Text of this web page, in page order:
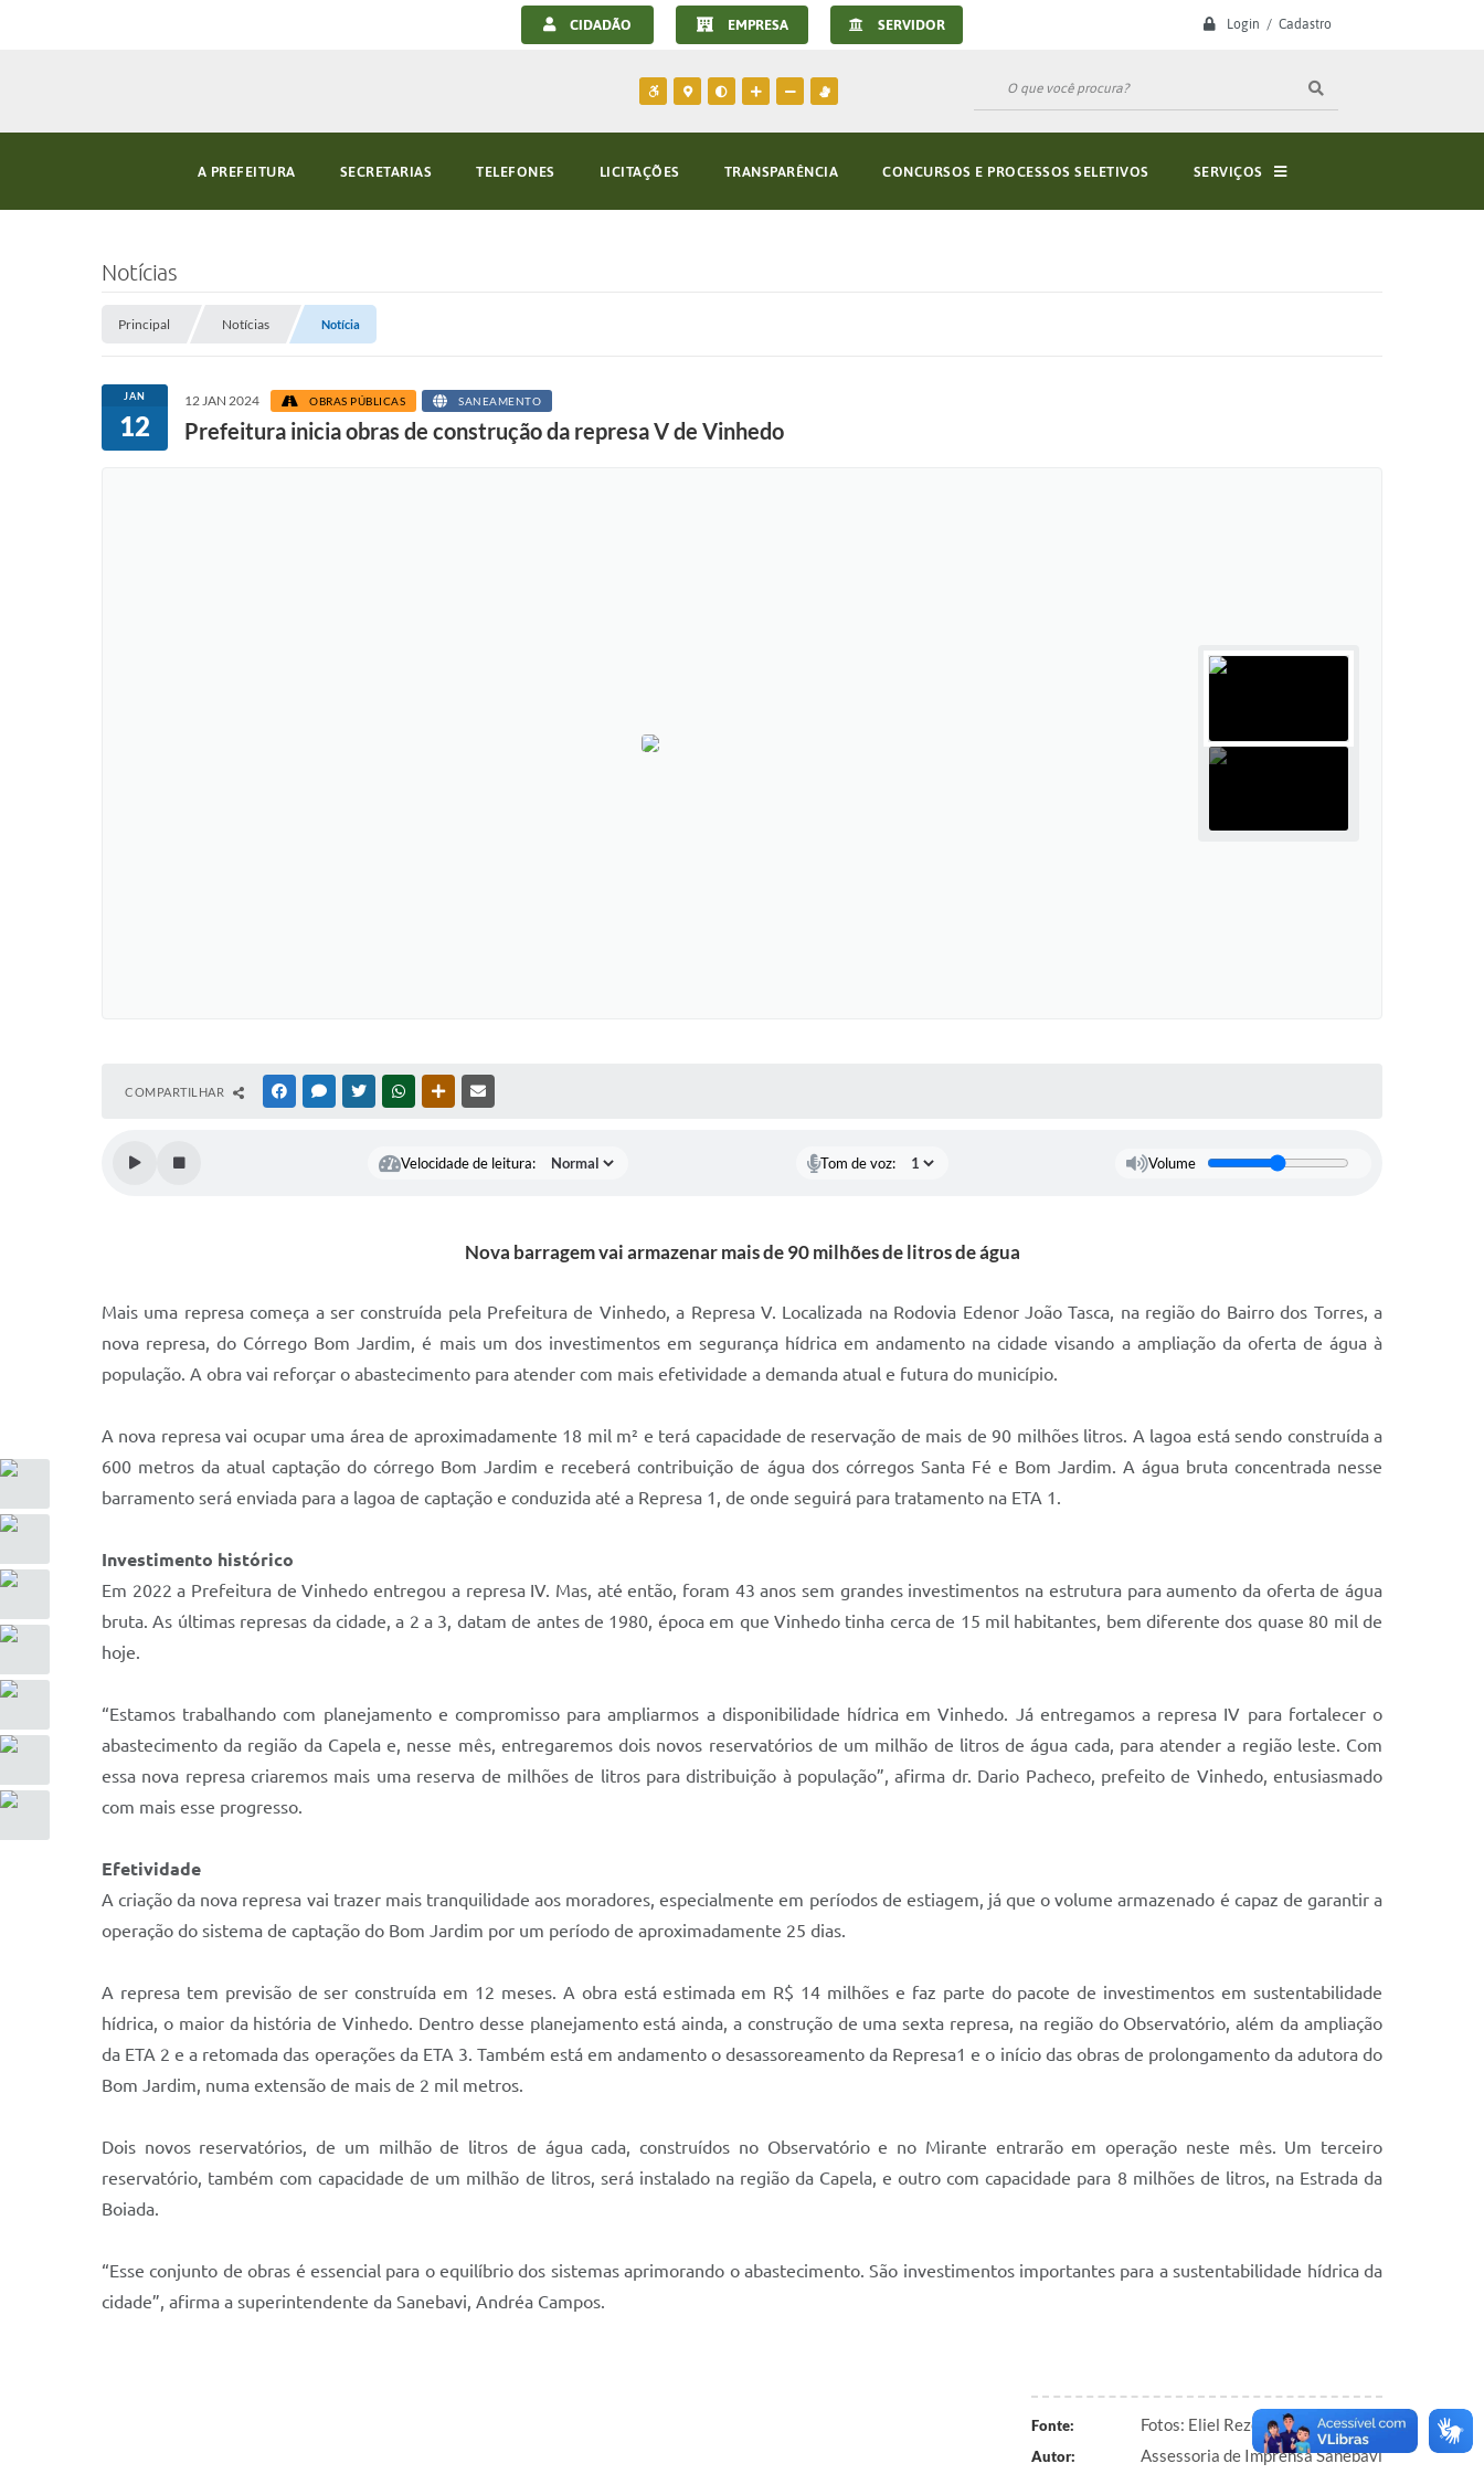
Login / Cadastro
CIDADÃO EMPRESA SERVIDOR
A PREFEITURA SECRETARIAS TELEFONES LICITAÇÕES TRANSPARÊNCIA CONCURSOS E PROCESSOS SELETIVOS SERVIÇOS
Notícias
Principal Notícias Notícia
JAN
12
12 JAN 2024 OBRAS PÚBLICAS SANEAMENTO
Prefeitura inicia obras de construção da represa V de Vinhedo
COMPARTILHAR FACEBOOKMESSENGER
TWITTERWHATSAPPOUTRAS MÍDIAS
Velocidade de leitura: Tom de voz: Volume
Nova barragem vai armazenar mais de 90 milhões de litros de água
Mais uma represa começa a ser construída pela Prefeitura de Vinhedo, a Represa V. Localizada na Rodovia Edenor João Tasca, na região do Bairro dos Torres, a
nova represa, do Córrego Bom Jardim, é mais um dos investimentos em segurança hídrica em andamento na cidade visando a ampliação da oferta de água à
população. A obra vai reforçar o abastecimento para atender com mais efetividade a demanda atual e futura do município.
A nova represa vai ocupar uma área de aproximadamente 18 mil m² e terá capacidade de reservação de mais de 90 milhões litros. A lagoa está sendo construída a
600 metros da atual captação do córrego Bom Jardim e receberá contribuição de água dos córregos Santa Fé e Bom Jardim. A água bruta concentrada nesse
barramento será enviada para a lagoa de captação e conduzida até a Represa 1, de onde seguirá para tratamento na ETA 1.
Investimento histórico
Em 2022 a Prefeitura de Vinhedo entregou a represa IV. Mas, até então, foram 43 anos sem grandes investimentos na estrutura para aumento da oferta de água
bruta. As últimas represas da cidade, a 2 a 3, datam de antes de 1980, época em que Vinhedo tinha cerca de 15 mil habitantes, bem diferente dos quase 80 mil de
hoje.
“Estamos trabalhando com planejamento e compromisso para ampliarmos a disponibilidade hídrica em Vinhedo. Já entregamos a represa IV para fortalecer o
abastecimento da região da Capela e, nesse mês, entregaremos dois novos reservatórios de um milhão de litros de água cada, para atender a região leste. Com
essa nova represa criaremos mais uma reserva de milhões de litros para distribuição à população”, afirma dr. Dario Pacheco, prefeito de Vinhedo, entusiasmado
com mais esse progresso.
Efetividade
A criação da nova represa vai trazer mais tranquilidade aos moradores, especialmente em períodos de estiagem, já que o volume armazenado é capaz de garantir a
operação do sistema de captação do Bom Jardim por um período de aproximadamente 25 dias.
A represa tem previsão de ser construída em 12 meses. A obra está estimada em R$ 14 milhões e faz parte do pacote de investimentos em sustentabilidade
hídrica, o maior da história de Vinhedo. Dentro desse planejamento está ainda, a construção de uma sexta represa, na região do Observatório, além da ampliação
da ETA 2 e a retomada das operações da ETA 3. Também está em andamento o desassoreamento da Represa1 e o início das obras de prolongamento da adutora do
Bom Jardim, numa extensão de mais de 2 mil metros.
Dois novos reservatórios, de um milhão de litros de água cada, construídos no Observatório e no Mirante entrarão em operação neste mês. Um terceiro
reservatório, também com capacidade de um milhão de litros, será instalado na região da Capela, e outro com capacidade para 8 milhões de litros, na Estrada da
Boiada.
“Esse conjunto de obras é essencial para o equilíbrio dos sistemas aprimorando o abastecimento. São investimentos importantes para a sustentabilidade hídrica da
cidade”, afirma a superintendente da Sanebavi, Andréa Campos.
Fonte: Fotos: Eliel Rezende
Autor: Assessoria de Imprensa Sanebavi